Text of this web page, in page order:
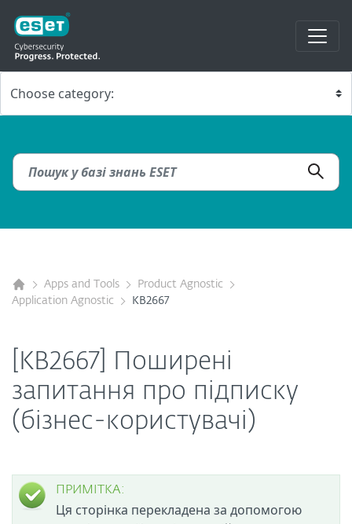
Apps and Tools
Product Agnostic
Application Agnostic
KB2667
[KB2667] Поширені
запитання про підписку
(бізнес-користувачі)
ПРИМІТКА:
Ця сторінка перекладена за допомогою